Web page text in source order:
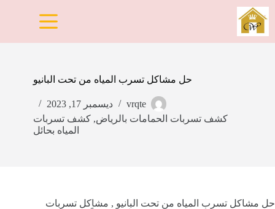
التجاوز
إلى
المحتوى
حل مشاكل تسرب المياه من تحت البانيو
vrqte
ديسمبر 17, 2023
كشف تسربات الحمامات بالرياض,كشف تسربات
المياه بحائل
حل مشاكل تسرب المياه من تحت البانيو , مشاكل تسربات